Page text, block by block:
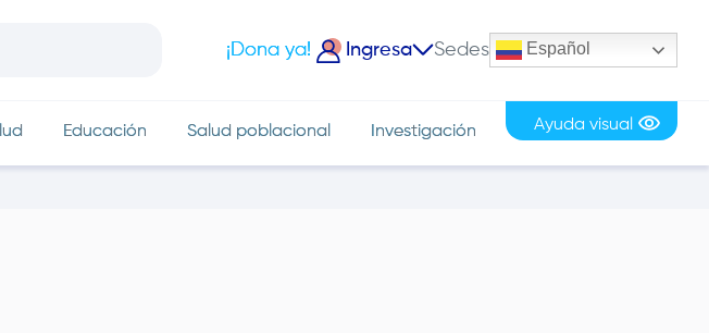
¡Dona ya! Ingresa Sedes Español
Educación Salud poblacional Investigación Ayuda visual